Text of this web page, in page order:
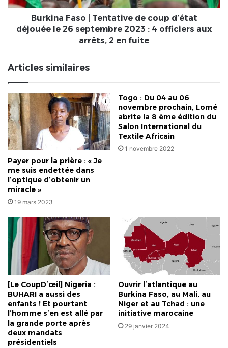
le
septembre
officiers
aux
arrêts,
2
en
fuite
Burkina Faso | Tentative de coup d’état
déjouée le 26 septembre 2023 : 4 officiers aux
arrêts, 2 en fuite
Articles similaires
Payer pour la prière : « Je
me suis endettée dans
l’optique d’obtenir un
miracle »
19 mars 2023
Togo : Du 04 au 06
novembre prochain, Lomé
abrite la 8 ème édition du
Salon International du
Textile Africain
1 novembre 2022
[Le CoupD’œil] Nigeria :
BUHARI a aussi des
enfants ! Et pourtant
l’homme s’en est allé par
la grande porte après
deux mandats
présidentiels
Ouvrir l’atlantique au
Burkina Faso, au Mali, au
Niger et au Tchad : une
initiative marocaine
29 janvier 2024